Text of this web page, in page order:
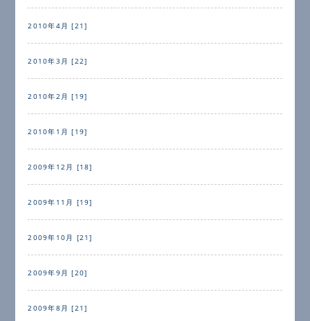
2010年4月 [21]
2010年3月 [22]
2010年2月 [19]
2010年1月 [19]
2009年12月 [18]
2009年11月 [19]
2009年10月 [21]
2009年9月 [20]
2009年8月 [21]